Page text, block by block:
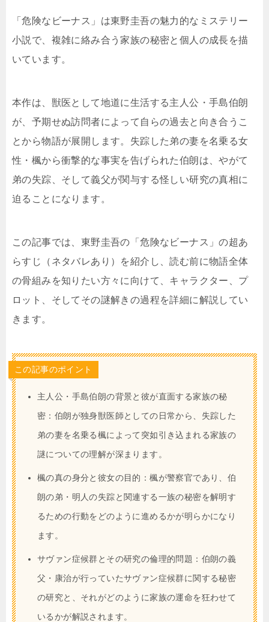
「危険なビーナス」は東野圭吾の魅力的なミステリー
小説で、複雑に絡み合う家族の秘密と個人の成長を描
いています。
本作は、獣医として地道に生活する主人公・手島伯朗
が、予期せぬ訪問者によって自らの過去と向き合うこ
とから物語が展開します。失踪した弟の妻を名乗る女
性・楓から衝撃的な事実を告げられた伯朗は、やがて
弟の失踪、そして義父が関与する怪しい研究の真相に
迫ることになります。
この記事では、東野圭吾の「危険なビーナス」の超あ
らすじ（ネタバレあり）を紹介し、読む前に物語全体
の骨組みを知りたい方々に向けて、キャラクター、プ
ロット、そしてその謎解きの過程を詳細に解説してい
きます。
この記事のポイント
主人公・手島伯朗の背景と彼が直面する家族の秘
密：伯朗が独身獣医師としての日常から、失踪した
弟の妻を名乗る楓によって突如引き込まれる家族の
謎についての理解が深まります。
楓の真の身分と彼女の目的：楓が警察官であり、伯
朗の弟・明人の失踪と関連する一族の秘密を解明す
るための行動をどのように進めるかが明らかになり
ます。
サヴァン症候群とその研究の倫理的問題：伯朗の義
父・康治が行っていたサヴァン症候群に関する秘密
の研究と、それがどのように家族の運命を狂わせて
いるかが解説されます。